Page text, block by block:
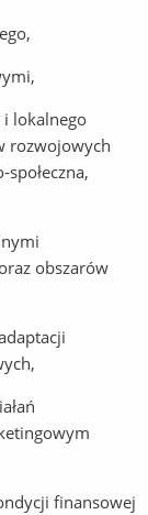
lokalnego
rozwojowych
obszarów
finansowej